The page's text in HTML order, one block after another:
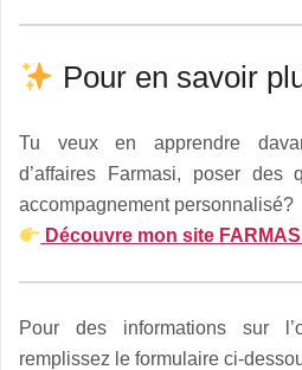
Pour en savoir
Tu veux en apprendre
d’affaires Farmasi, poser des
accompagnement personnalisé?
Découvre mon site FARMASI
Pour des informations sur
remplissez le formulaire ci-